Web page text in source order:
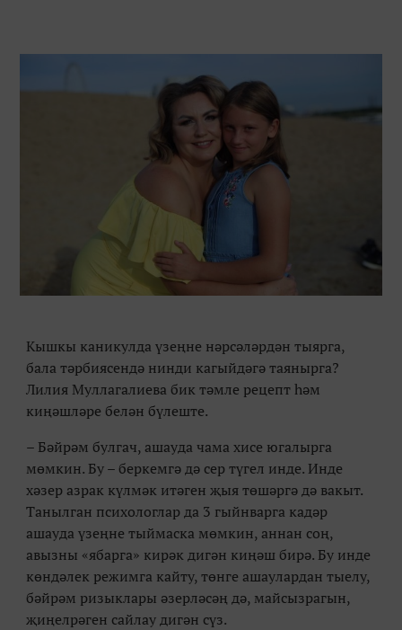
Кышкы каникулда үзеңне нәрсәләрдән тыярга,
бала тәрбиясендә нинди кагыйдәгә таянырга?
Лилия Муллагалиева бик тәмле рецепт һәм
киңәшләре белән бүлеште.
– Бәйрәм булгач, ашауда чама хисе югалырга
мөмкин. Бу – беркемгә дә сер түгел инде. Инде
хәзер азрак күлмәк итәген җыя төшәргә дә вакыт.
Танылган психологлар да 3 гыйнварга кадәр
ашауда үзеңне тыймаска мөмкин, аннан соң,
авызны «ябарга» кирәк дигән киңәш бирә. Бу инде
көндәлек режимга кайту, төнге ашаулардан тыелу,
бәйрәм ризыклары әзерләсәң дә, майсызрагын,
җиңелрәген сайлау дигән сүз.